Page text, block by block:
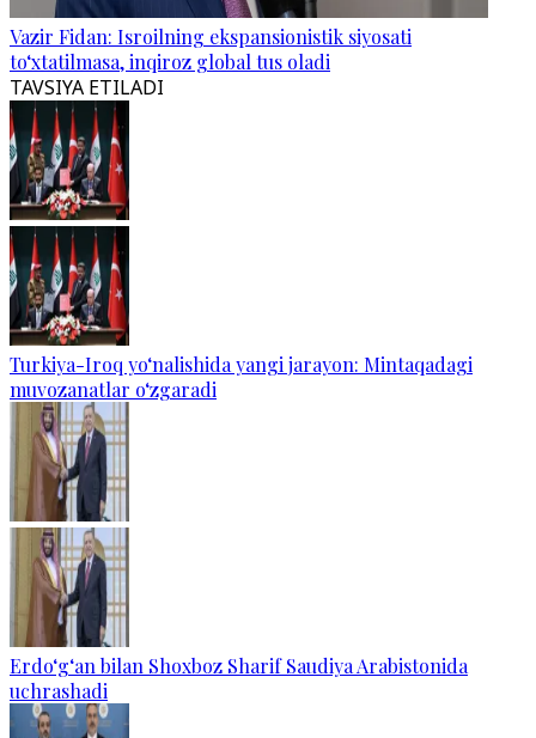
Vazir Fidan: Isroilning ekspansionistik siyosati
to‘xtatilmasa, inqiroz global tus oladi
TAVSIYA ETILADI
Turkiya-Iroq yo‘nalishida yangi jarayon: Mintaqadagi
muvozanatlar o‘zgaradi
Erdo‘g‘an bilan Shoxboz Sharif Saudiya Arabistonida
uchrashadi